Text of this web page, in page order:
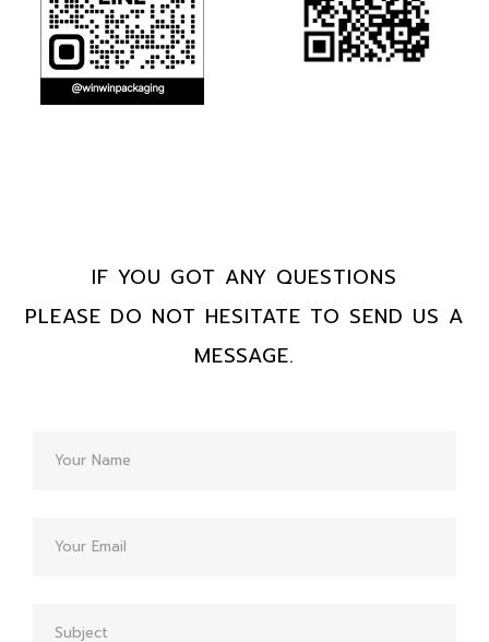
IF YOU GOT ANY QUESTIONS
PLEASE DO NOT HESITATE TO SEND US A
MESSAGE.